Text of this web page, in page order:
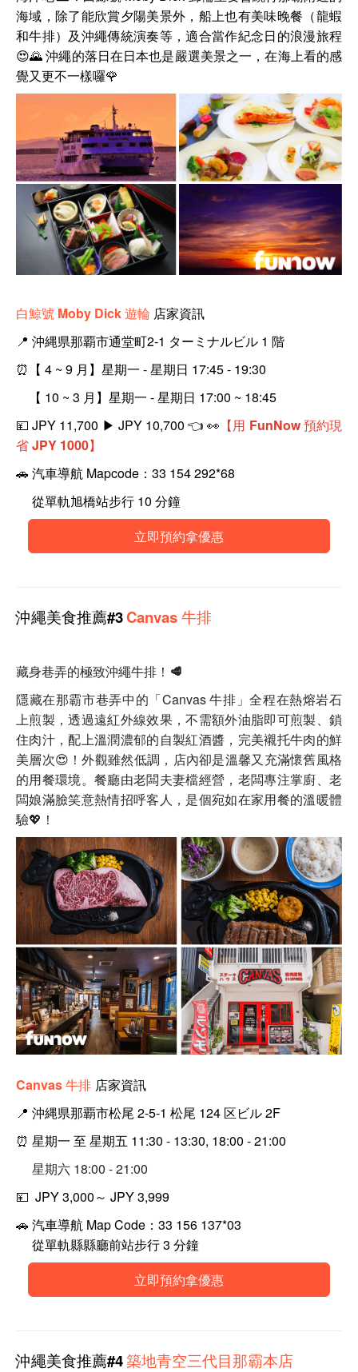
海域，除了能欣賞夕陽美景外，船上也有美味晚餐（龍蝦
和牛排）及沖繩傳統演奏等，適合當作紀念日的浪漫旅程
😍🌄 沖繩的落日在日本也是嚴選美景之一，在海上看的感
覺又更不一樣囉🌹
白鯨號 Moby Dick 遊輪 店家資訊
📍 沖縄県那覇市通堂町2-1 ターミナルビル 1 階
⏰ 【 4 ~ 9 月】星期一 - 星期日 17:45 - 19:30
【 10 ~ 3 月】星期一 - 星期日 17:00 ~ 18:45
💴 JPY 11,700 ▶︎ JPY 10,700 👈 👀 【用 FunNow 預約現
省JPY 1000】
🚗 汽車導航 Mapcode： 33 154 292*68
從單軌旭橋站步行 10 分鐘
立即預約拿優惠
沖繩美食推薦#3Canvas 牛排
藏身巷弄的極致沖繩牛排！🥩
隱藏在那霸市巷弄中的「Canvas 牛排」全程在熱熔岩石
上煎製，透過遠紅外線效果，不需額外油脂即可煎製、鎖
住肉汁，配上溫潤濃郁的自製紅酒醬，完美襯托牛肉的鮮
美層次😍！外觀雖然低調，店內卻是溫馨又充滿懷舊風格
的用餐環境。餐廳由老闆夫妻檔經營，老闆專注掌廚、老
闆娘滿臉笑意熱情招呼客人，是個宛如在家用餐的溫暖體
驗💖！
Canvas 牛排 店家資訊
📍 沖縄県那覇市松尾 2-5-1 松尾 124 区ビル 2F
⏰ 星期一 至 星期五 11:30 - 13:30, 18:00 - 21:00
星期六 18:00 - 21:00
💴 JPY 3,000～ JPY 3,999
🚗 汽車導航 Map Code：33 156 137*03
從單軌縣縣廳前站步行 3 分鐘
立即預約拿優惠
沖繩美食推薦#4築地青空三代目那霸本店